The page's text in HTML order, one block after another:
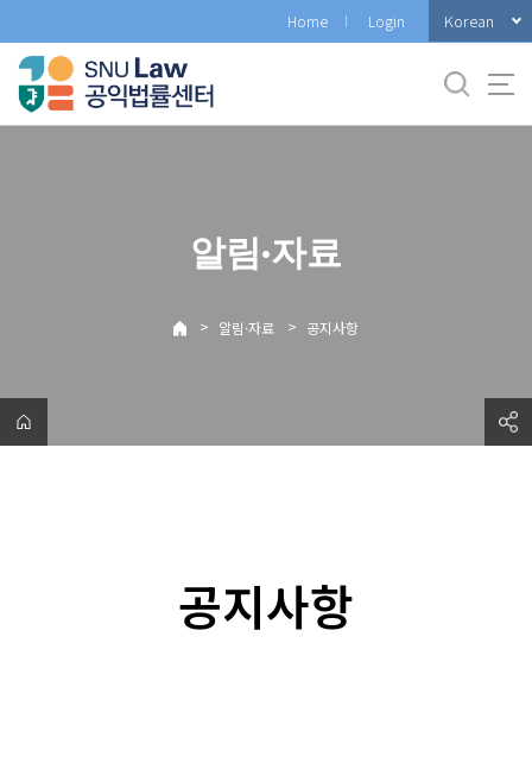
로
메
Home Login Korean
알림·자료
> 알림·자료 > 공지사항
공지사항